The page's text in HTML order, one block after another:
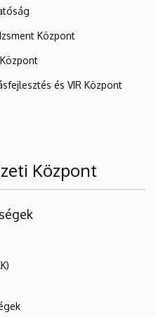
Központ
és VIR Központ
Központ